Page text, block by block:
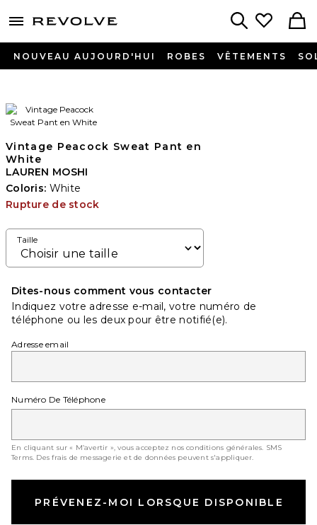
menu - shows more content
NOUVEAU AUJOURD'HUI ROBES VÊTEMENTS
Vintage Peacock Sweat Pant en
White
LAUREN MOSHI
Coloris: White
Rupture de stock
Taille
Dites-nous comment vous contacter
Indiquez votre adresse e-mail, votre numéro de
téléphone ou les deux pour être notifié(e).
Adresse email
Numéro De Téléphone
En cliquant sur « M’avertir », vous acceptez nos conditions générales. SMS
Terms. Des frais de messagerie et de données peuvent s'appliquer.
PRÉVENEZ-MOI LORSQUE DISPONIBLE